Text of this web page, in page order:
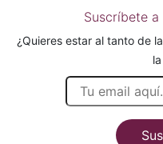
Suscríbete
¿Quieres estar al tanto de